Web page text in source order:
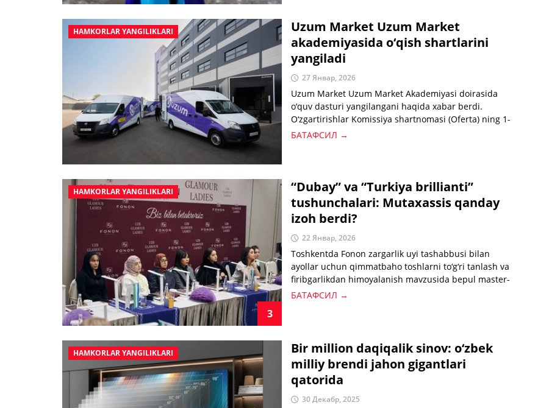
HAMKORLAR YANGILIKLARI
Uzum Market Uzum Market
akademiyasida o‘qish shartlarini
yangiladi
27 Январ, 2026
Uzum Market Uzum Market Akademiyasi doirasida
o‘quv dasturi yangilangani haqida xabar berdi.
O‘zgartirishlar Komissiya shartnomasi (Oferta) ning 1-
ilovasida qayd etilgan bo‘lib, kurslar formati, to‘lov
БАТАФСИЛ →
HAMKORLAR YANGILIKLARI
3
“Dubay” va “Turkiya brillianti”
tushunchalari: Mutaxassis qanday
izoh berdi?
22 Январ, 2026
Toshkentda Fonon zargarlik uyi tashabbusi bilan
ayollar uchun qimmatbaho toshlarni to‘g‘ri tanlash va
firibgarlikdan himoyalanish mavzusida bepul master-
klass bo‘lib o‘tdi. Tadbir ishtirokchilariga xalqaro
БАТАФСИЛ →
HAMKORLAR YANGILIKLARI
Bir million daqiqalik sinov: o‘zbek
milliy brendi jahon gigantlari
qatorida
30 Декабр, 2025